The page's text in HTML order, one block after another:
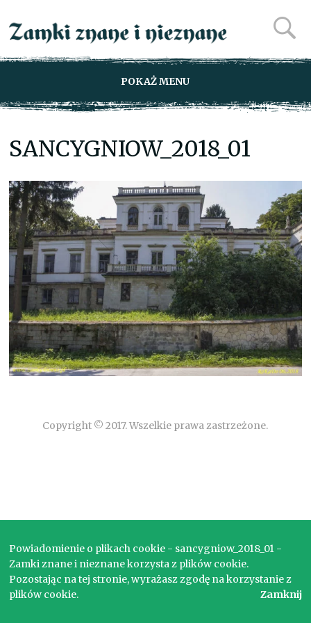
POKAŻ MENU
SANCYGNIOW_2018_01
Copyright © 2017. Wszelkie prawa zastrzeżone.
Powiadomienie o plikach cookie - sancygniow_2018_01 -
Zamki znane i nieznane korzysta z plików cookie.
Pozostając na tej stronie, wyrażasz zgodę na korzystanie z
plików cookie.
Zamknij